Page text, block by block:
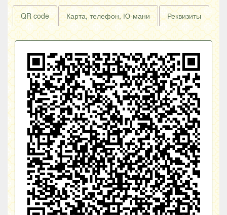
QR code Карта, телефон, Ю-мани Реквизиты